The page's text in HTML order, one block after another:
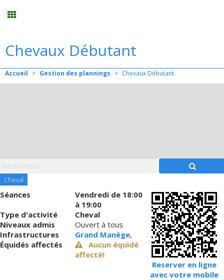
Planning
Contact
Chevaux Débutant
Accueil > Gestion des plannings > Chevaux Débutant
Cheval
Reserver en ligne
avec votre mobile
Séances Vendredi de 18:00
à 19:00
Type d'activité
Cheval
Niveaux admis
Ouvert à tous
Infrastructures
Grand Manège,
Équidés affectés
Aucun équidé
affecté!